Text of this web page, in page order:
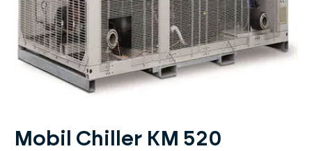
Mobil Chiller KM 520